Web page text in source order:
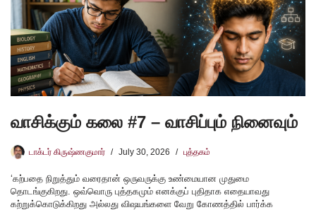
வாசிக்கும் கலை #7 – வாசிப்பும் நினைவும்
டாக்டர் கிருஷ்ணகுமார் July 30, 2026 புத்தகம்
‘கற்பதை நிறுத்தும் வரைதான் ஒருவருக்கு உண்மையான முதுமை
தொடங்குகிறது. ஒவ்வொரு புத்தகமும் எனக்குப் புதிதாக எதையாவது
கற்றுக்கொடுக்கிறது அல்லது விஷயங்களை வேறு கோணத்தில் பார்க்க